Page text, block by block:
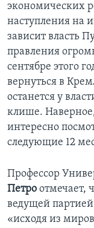
экономических
наступления на
зависит власть
правления
сентябре этого
вернуться в
останется у
клише.
интересно
следующие 12
Профессор
Петро отмечает,
ведущей
«исходя из